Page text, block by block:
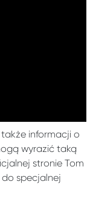
informacji o
wyrazić taką
stronie Tom
specjalnej